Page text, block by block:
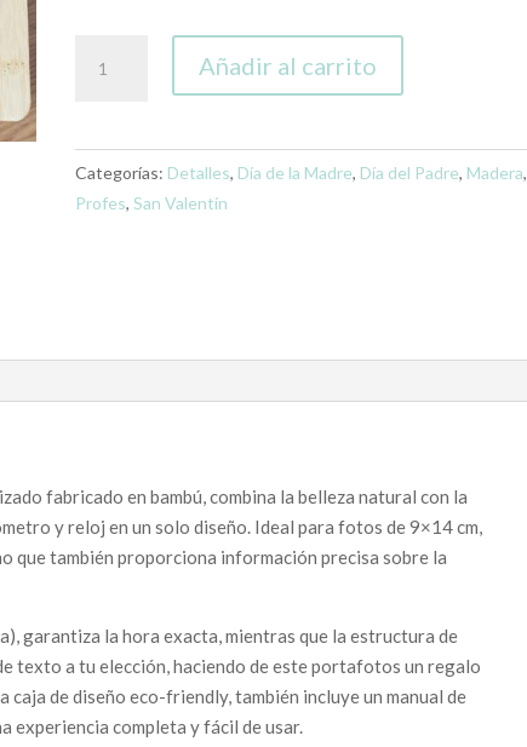
Estación
cantidad
Añadir al carrito
Categorías: Detalles, Día de la Madre, Día del Padre, Madera,
Profes,San Valentín
fabricado en bambú, combina la belleza natural con la
y reloj en un solo diseño. Ideal para fotos de 9×14 cm,
que también proporciona información precisa sobre la
garantiza la hora exacta, mientras que la estructura de
texto a tu elección, haciendo de este portafotos un regalo
de diseño eco-friendly, también incluye un manual de
experiencia completa y fácil de usar.